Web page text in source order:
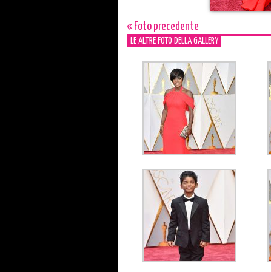
« Foto precedente
LE ALTRE FOTO DELLA GALLERY